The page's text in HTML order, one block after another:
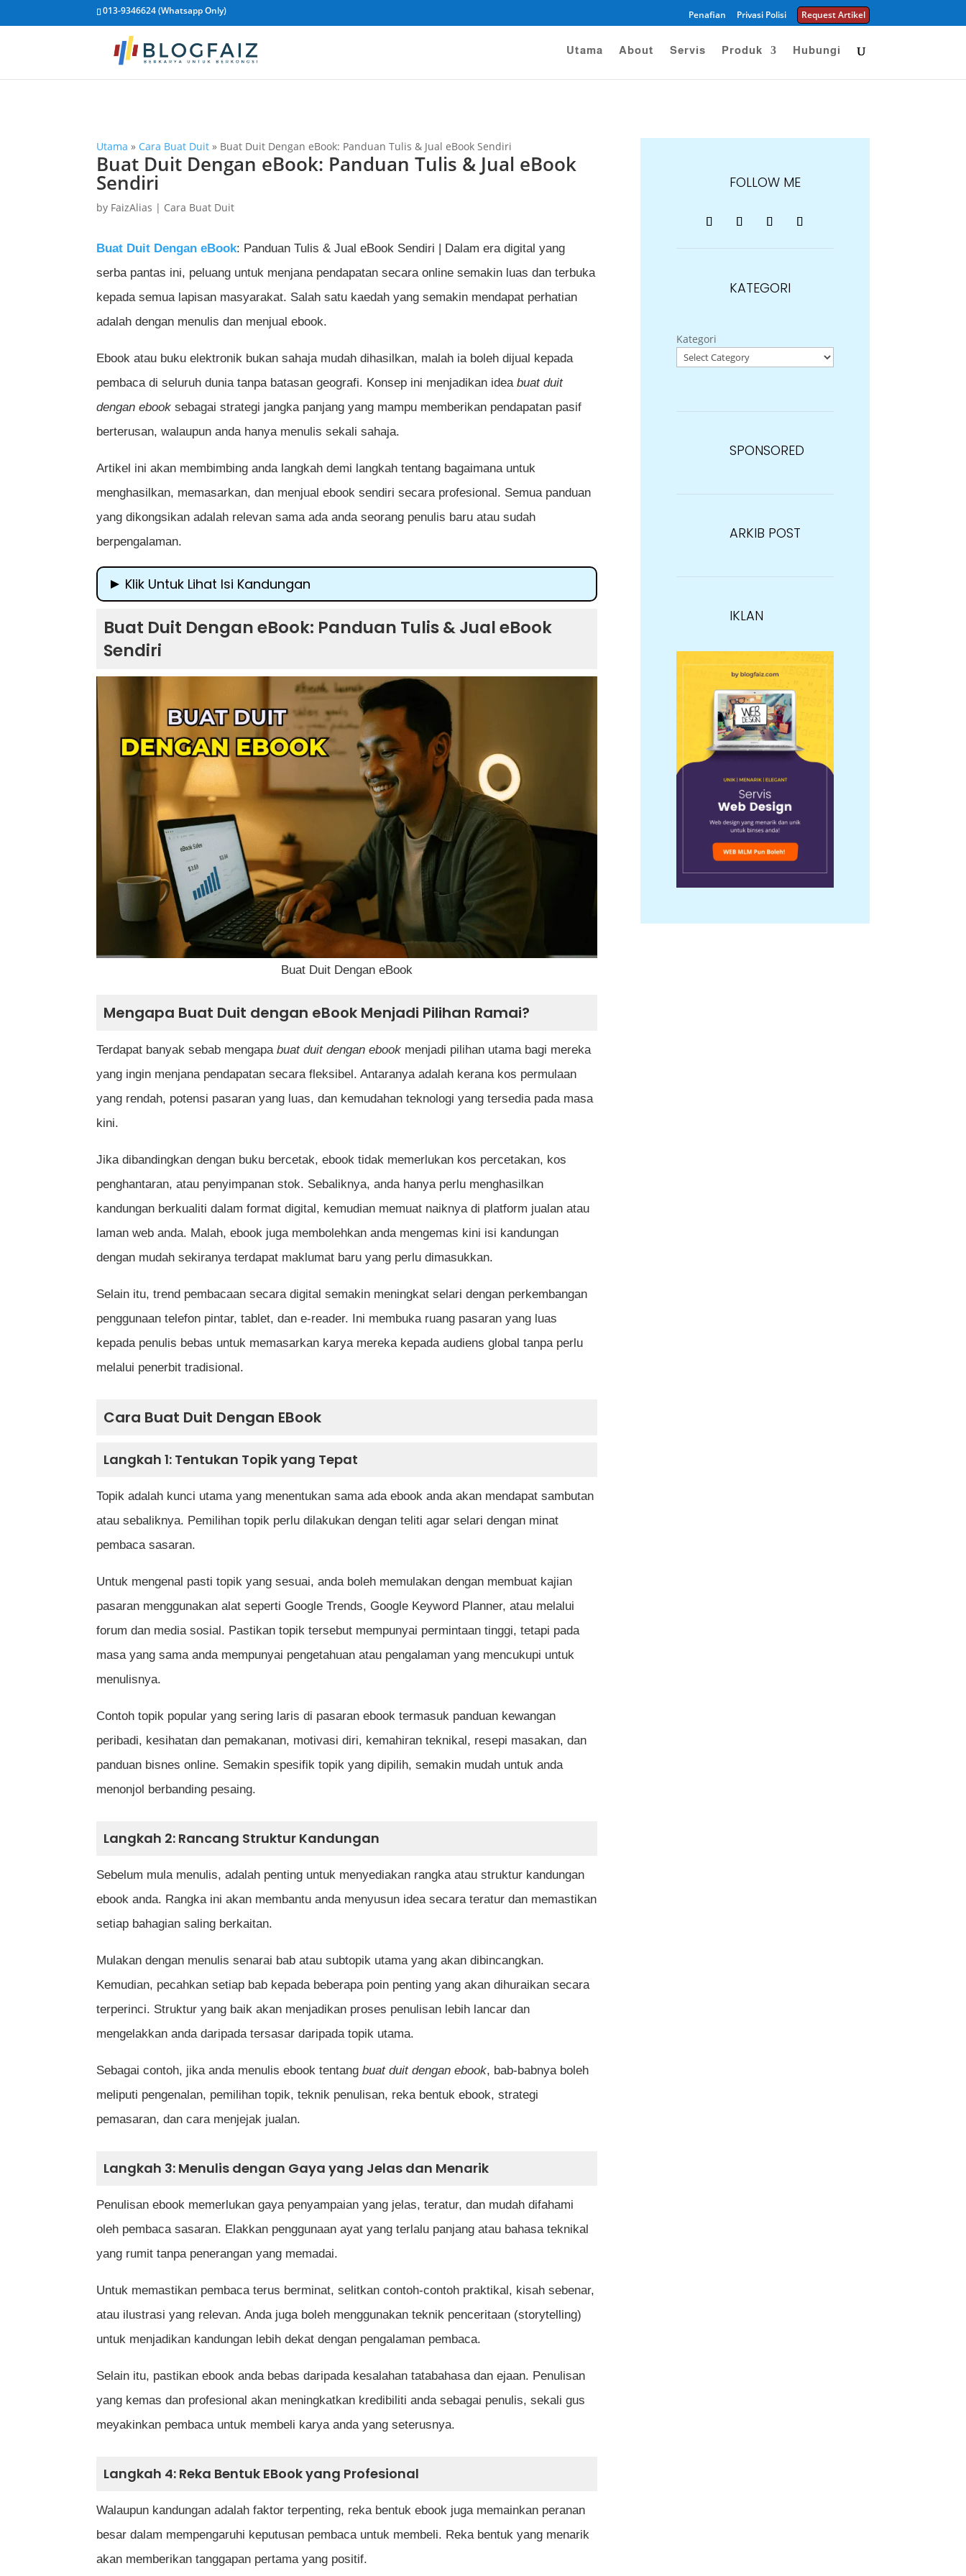
013-9346624 (Whatsapp Only) Penafian Privasi Polisi Request Artikel
Utama About Servis Produk Hubungi
Utama » Cara Buat Duit » Buat Duit Dengan eBook: Panduan Tulis & Jual eBook Sendiri
Buat Duit Dengan eBook: Panduan Tulis & Jual eBook
Sendiri
by FaizAlias | Cara Buat Duit
Buat Duit Dengan eBook: Panduan Tulis & Jual eBook Sendiri | Dalam era digital yang
serba pantas ini, peluang untuk menjana pendapatan secara online semakin luas dan terbuka
kepada semua lapisan masyarakat. Salah satu kaedah yang semakin mendapat perhatian
adalah dengan menulis dan menjual ebook.
Ebook atau buku elektronik bukan sahaja mudah dihasilkan, malah ia boleh dijual kepada
pembaca di seluruh dunia tanpa batasan geografi. Konsep ini menjadikan ideabuat duit
dengan ebook sebagai strategi jangka panjang yang mampu memberikan pendapatan pasif
berterusan, walaupun anda hanya menulis sekali sahaja.
Artikel ini akan membimbing anda langkah demi langkah tentang bagaimana untuk
menghasilkan, memasarkan, dan menjual ebook sendiri secara profesional. Semua panduan
yang dikongsikan adalah relevan sama ada anda seorang penulis baru atau sudah
berpengalaman.
Klik Untuk Lihat Isi Kandungan
Mengapa Buat Duit dengan eBook Menjadi Pilihan Ramai?
Langkah 1: Tentukan Topik yang Tepat
Langkah 2: Rancang Struktur Kandungan
Langkah 3: Menulis dengan Gaya yang Jelas dan Menarik
Langkah 4: Reka Bentuk EBook yang Profesional
Langkah 5: Pilih Format EBook yang Sesuai
Langkah 6: Tentukan Harga yang Berpatutan
Langkah 7: Platform untuk Menjual EBook
Langkah 8: Strategi Pemasaran EBook
Langkah 9: Jana Pendapatan Pasif Jangka Panjang
Kesimpulan
Adakah ebook saya perlu didaftarkan hak cipta?
Platform mana yang terbaik untuk menjual ebook di Malaysia?
Bagaimana cara mengelakkan ebook daripada dicetak rompak?
Rujukan
Buat Duit Dengan eBook: Panduan Tulis & Jual eBook
Sendiri
Buat Duit Dengan eBook
Mengapa Buat Duit dengan eBook Menjadi Pilihan Ramai?
Terdapat banyak sebab mengapabuat duit dengan ebook menjadi pilihan utama bagi mereka
yang ingin menjana pendapatan secara fleksibel. Antaranya adalah kerana kos permulaan
yang rendah, potensi pasaran yang luas, dan kemudahan teknologi yang tersedia pada masa
kini.
Jika dibandingkan dengan buku bercetak, ebook tidak memerlukan kos percetakan, kos
penghantaran, atau penyimpanan stok. Sebaliknya, anda hanya perlu menghasilkan
kandungan berkualiti dalam format digital, kemudian memuat naiknya di platform jualan atau
laman web anda. Malah, ebook juga membolehkan anda mengemas kini isi kandungan
dengan mudah sekiranya terdapat maklumat baru yang perlu dimasukkan.
Selain itu, trend pembacaan secara digital semakin meningkat selari dengan perkembangan
penggunaan telefon pintar, tablet, dan e-reader. Ini membuka ruang pasaran yang luas
kepada penulis bebas untuk memasarkan karya mereka kepada audiens global tanpa perlu
melalui penerbit tradisional.
Cara Buat Duit Dengan EBook
Langkah 1: Tentukan Topik yang Tepat
Topik adalah kunci utama yang menentukan sama ada ebook anda akan mendapat sambutan
atau sebaliknya. Pemilihan topik perlu dilakukan dengan teliti agar selari dengan minat
pembaca sasaran.
Untuk mengenal pasti topik yang sesuai, anda boleh memulakan dengan membuat kajian
pasaran menggunakan alat seperti Google Trends, Google Keyword Planner, atau melalui
forum dan media sosial. Pastikan topik tersebut mempunyai permintaan tinggi, tetapi pada
masa yang sama anda mempunyai pengetahuan atau pengalaman yang mencukupi untuk
menulisnya.
Contoh topik popular yang sering laris di pasaran ebook termasuk panduan kewangan
peribadi, kesihatan dan pemakanan, motivasi diri, kemahiran teknikal, resepi masakan, dan
panduan bisnes online. Semakin spesifik topik yang dipilih, semakin mudah untuk anda
menonjol berbanding pesaing.
Langkah 2: Rancang Struktur Kandungan
Sebelum mula menulis, adalah penting untuk menyediakan rangka atau struktur kandungan
ebook anda. Rangka ini akan membantu anda menyusun idea secara teratur dan memastikan
setiap bahagian saling berkaitan.
Mulakan dengan menulis senarai bab atau subtopik utama yang akan dibincangkan.
Kemudian, pecahkan setiap bab kepada beberapa poin penting yang akan dihuraikan secara
terperinci. Struktur yang baik akan menjadikan proses penulisan lebih lancar dan
mengelakkan anda daripada tersasar daripada topik utama.
Sebagai contoh, jika anda menulis ebook tentangbuat duit dengan ebook, bab-babnya boleh
meliputi pengenalan, pemilihan topik, teknik penulisan, reka bentuk ebook, strategi
pemasaran, dan cara menjejak jualan.
Langkah 3: Menulis dengan Gaya yang Jelas dan Menarik
Penulisan ebook memerlukan gaya penyampaian yang jelas, teratur, dan mudah difahami
oleh pembaca sasaran. Elakkan penggunaan ayat yang terlalu panjang atau bahasa teknikal
yang rumit tanpa penerangan yang memadai.
Untuk memastikan pembaca terus berminat, selitkan contoh-contoh praktikal, kisah sebenar,
atau ilustrasi yang relevan. Anda juga boleh menggunakan teknik penceritaan (storytelling)
untuk menjadikan kandungan lebih dekat dengan pengalaman pembaca.
Selain itu, pastikan ebook anda bebas daripada kesalahan tatabahasa dan ejaan. Penulisan
yang kemas dan profesional akan meningkatkan kredibiliti anda sebagai penulis, sekali gus
meyakinkan pembaca untuk membeli karya anda yang seterusnya.
Langkah 4: Reka Bentuk EBook yang Profesional
Walaupun kandungan adalah faktor terpenting, reka bentuk ebook juga memainkan peranan
besar dalam mempengaruhi keputusan pembaca untuk membeli. Reka bentuk yang menarik
akan memberikan tanggapan pertama yang positif.
FOLLOW ME
KATEGORI
Kategori
SPONSORED
ARKIB POST
IKLAN